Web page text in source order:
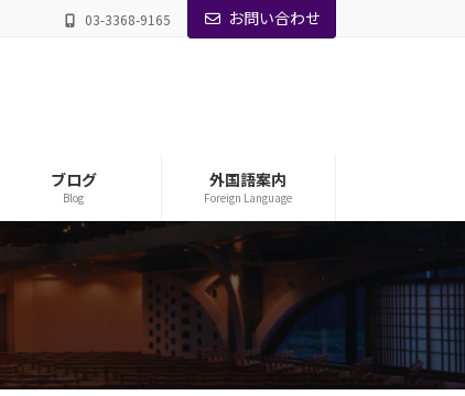
03-3368-9165 お問い合わせ
ブログ
Blog
外国語案内
Foreign Language